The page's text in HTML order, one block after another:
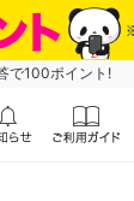
で100ポイント!